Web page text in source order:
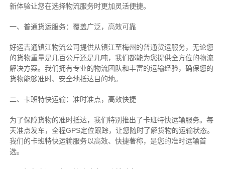
新体验让您在选择物流服务时更加灵活便捷。
一、普通货运服务：覆盖广泛，高效可靠
好运吉通镇江物流公司提供从镇江至梅州的普通货运服务，无论您
的货物重量是几百公斤还是几吨，我们都能为您提供全方位的物流
解决方案。我们拥有专业的物流团队和丰富的运输经验，确保您的
货物能够准时、安全地抵达目的地。
二、卡班特快运输：准时准点，高效快捷
为了保障货物的准时抵达，我们特别推出了卡班特快运输服务。每
天准点发车，全程GPS定位跟踪，让您随时了解货物的运输状态。
我们的卡班特快运输服务以高效、快捷著称，是您的准时运输首
选。